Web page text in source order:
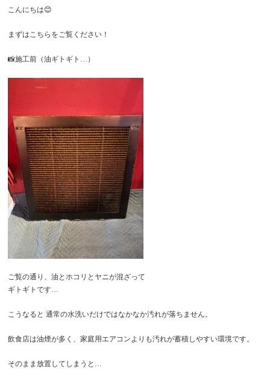
こんにちは😊
まずはこちらをご覧ください！
📸施工前（油ギトギト…）
ご覧の通り、油とホコリとヤニが混ざって
ギトギトです…
こうなると 通常の水洗いだけではなかなか汚れが落ちません。
飲食店は油煙が多く、家庭用エアコンよりも汚れが蓄積しやすい環境です。
そのまま放置してしまうと…